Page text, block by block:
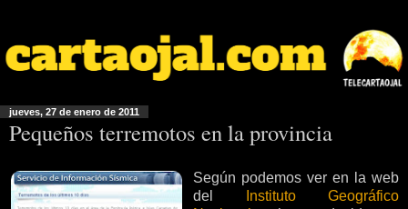
jueves, 27 de enero de 2011
Pequeños terremotos en la provincia
Según podemos ver en la web
del
Instituto Geográfico